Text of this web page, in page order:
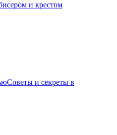
и крестом
Советы и секреты в